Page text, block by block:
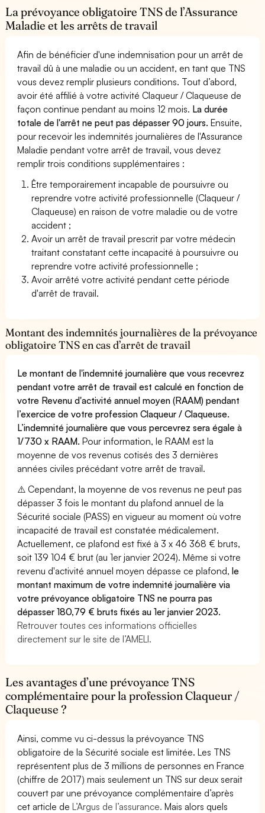
La prévoyance obligatoire TNS de l’Assurance
Maladie et les arrêts de travail
Afin de bénéficier d'une indemnisation pour un arrêt de
travail dû à une maladie ou un accident, en tant que TNS
vous devez remplir plusieurs conditions. Tout d’abord,
avoir été affilié à votre activité Claqueur / Claqueuse de
façon continue pendant au moins 12 mois. La durée
totale de l'arrêt ne peut pas dépasser 90 jours. Ensuite,
pour recevoir les indemnités journalières de l'Assurance
Maladie pendant votre arrêt de travail, vous devez
remplir trois conditions supplémentaires :
Être temporairement incapable de poursuivre ou
reprendre votre activité professionnelle (Claqueur /
Claqueuse) en raison de votre maladie ou de votre
accident ;
Avoir un arrêt de travail prescrit par votre médecin
traitant constatant cette incapacité à poursuivre ou
reprendre votre activité professionnelle ;
Avoir arrêté votre activité pendant cette période
d'arrêt de travail.
Montant des indemnités journalières de la prévoyance
obligatoire TNS en cas d’arrêt de travail
Le montant de l'indemnité journalière que vous recevrez
pendant votre arrêt de travail est calculé en fonction de
votre Revenu d'activité annuel moyen (RAAM) pendant
l’exercice de votre profession Claqueur / Claqueuse.
L’indemnité journalière que vous percevrez sera égale à
1/730 x RAAM. Pour information, le RAAM est la
moyenne de vos revenus cotisés des 3 dernières
années civiles précédant votre arrêt de travail.
⚠️ Cependant, la moyenne de vos revenus ne peut pas
dépasser 3 fois le montant du plafond annuel de la
Sécurité sociale (PASS) en vigueur au moment où votre
incapacité de travail est constatée médicalement.
Actuellement, ce plafond est fixé à 3 x 46 368 € bruts,
soit 139 104 € brut (au 1er janvier 2024). Même si votre
revenu d'activité annuel moyen dépasse ce plafond,le
montant maximum de votre indemnité journalière via
votre prévoyance obligatoire TNS ne pourra pas
dépasser 180,79 € bruts fixés au 1er janvier 2023.
Retrouver toutes ces informations officielles
directement sur le site de l’AMELI.
Les avantages d’une prévoyance TNS
complémentaire pour la profession Claqueur /
Claqueuse ?
Ainsi, comme vu ci-dessus la prévoyance TNS
obligatoire de la Sécurité sociale est limitée. Les TNS
représentent plus de 3 millions de personnes en France
(chiffre de 2017) mais seulement un TNS sur deux serait
couvert par une prévoyance complémentaire d’après
cet article deL’Argus de l’assurance. Mais alors quels